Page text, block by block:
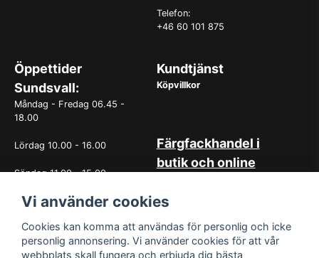
Telefon:
+46 60 101 875
Öppettider
Sundsvall:
Måndag - Fredag 06.45 -
18.00
Lördag 10.00 - 16.00
Söndag 11.00 - 15.00
OBS. Avvikande öppettider
Kundtjänst
Köpvillkor
Färgfackhandel i
butik och online
det sedan starten 1965 varit
kundservice. Du kan känna dig
trygg med köp hos oss
oavsett om det är i butiken i
Vi använder cookies
Cookies kan komma att användas för personlig och icke
personlig annonsering. Vi använder cookies för att vår
webbplats skall fungera och erbjuda dig bästa